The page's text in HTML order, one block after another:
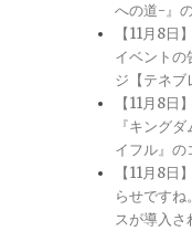
への道-』
【11月8
イベントの
ジ【テネブ
【11月8
『キング
イフル』の
【11月8
らせです
スが導入さ